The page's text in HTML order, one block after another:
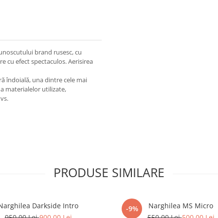
brand rusesc, cu
cu efect spectaculos. Aerisirea
îndoială, una dintre cele mai
materialelor utilizate,
PRODUSE SIMILARE
Darkside Intro
-9%
Narghilea MS Micro